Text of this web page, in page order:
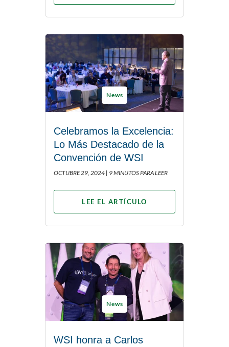
News
Celebramos la Excelencia:
Lo Más Destacado de la
Convención de WSI
OCTUBRE 29, 2024 | 9 MINUTOS PARA LEER
LEE EL ARTÍCULO
News
WSI honra a Carlos